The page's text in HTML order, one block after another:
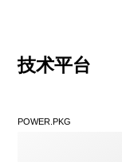
技术平台
POWER.PKG